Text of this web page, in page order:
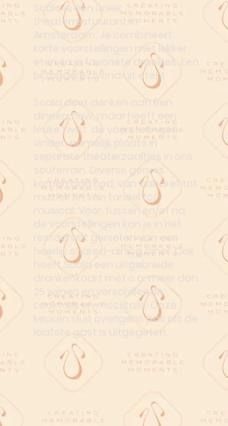
Scala is een uniek
theaterrestaurant in
Amsterdam. Je combineert
korte voorstellingen met lekker
eten én je favoriete drankjes. Een
bijzondere avond uit eten!
Scala doet denken aan een
dinnershow, maar heeft een
leuke twist: de voorstellingen
vinden namelijk plaats in
separate theaterzaaltjes in ons
souterrain. Diverse genres
komen aan bod, van cabaret tot
muziek en van toneel tot
musical. Voor, tussen en/of na
de voorstellingen kan je in het
restaurant genieten van een
heerlijk shared-dining diner. Ook
heeft Scala een uitgebreide
drankenkaart met o.a. meer dan
25 wijnen en verschillende
cocktails en mocktails. Onze
keuken sluit overigens pas als de
laatste gast is uitgegeten.